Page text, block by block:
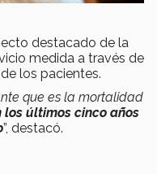
destacado de la
medida a través de
los pacientes.
que es la mortalidad
los últimos cinco años
”, destacó.